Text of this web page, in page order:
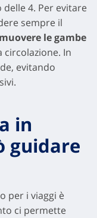
4. Per evitare
sempre il
muovere le gambe
circolazione. In
evitando
in
guidare
per i viaggi è
ci permette